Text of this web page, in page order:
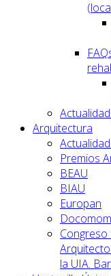
Arquitectura
Premios
BEAU
BIAU
Europan
Congreso
la UIA.